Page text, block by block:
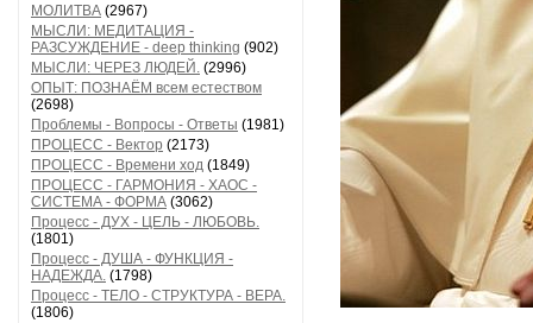
МОЛИТВА (2967)
МЫСЛИ: МЕДИТАЦИЯ -
РАЗСУЖДЕНИЕ - deep thinking (902)
МЫСЛИ: ЧЕРЕЗ ЛЮДЕЙ. (2996)
ОПЫТ: ПОЗНАЁМ всем естеством
(2698)
Проблемы - Вопросы - Ответы (1981)
ПРОЦЕСС - Вектор (2173)
ПРОЦЕСС - Времени ход (1849)
ПРОЦЕСС - ГАРМОНИЯ - ХАОС -
СИСТЕМА - ФОРМА (3062)
Процесс - ДУХ - ЦЕЛЬ - ЛЮБОВЬ.
(1801)
Процесс - ДУША - ФУНКЦИЯ -
НАДЕЖДА. (1798)
Процесс - ТЕЛО - СТРУКТУРА - ВЕРА.
(1806)